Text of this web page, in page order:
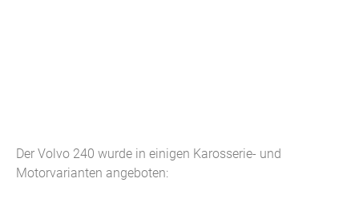
Der Volvo 240 wurde in einigen Karosserie- und
Motorvarianten angeboten: